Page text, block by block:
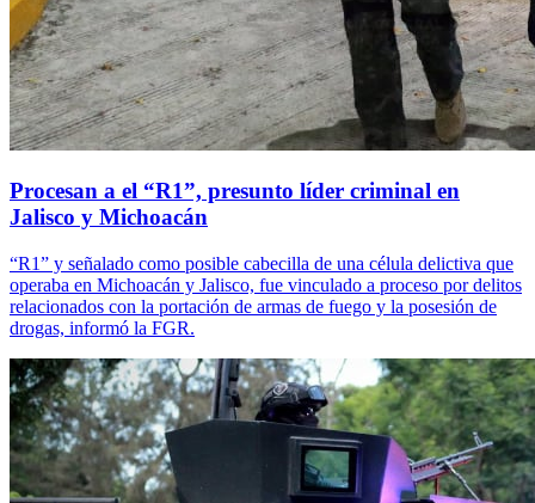
Procesan a el “R1”, presunto líder criminal en
Jalisco y Michoacán
“R1” y señalado como posible cabecilla de una célula delictiva que
operaba en Michoacán y Jalisco, fue vinculado a proceso por delitos
relacionados con la portación de armas de fuego y la posesión de
drogas, informó la FGR.